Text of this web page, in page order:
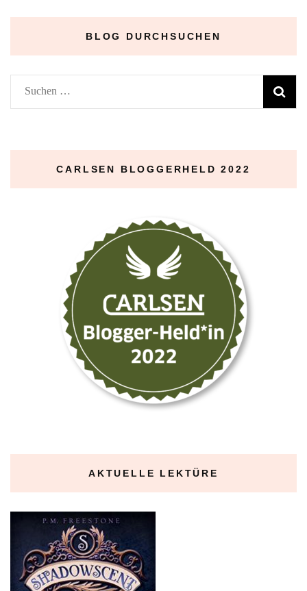
BLOG DURCHSUCHEN
Suchen
nach:
CARLSEN BLOGGERHELD 2022
AKTUELLE LEKTÜRE